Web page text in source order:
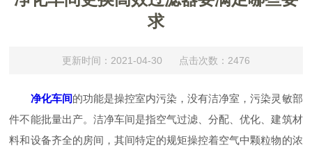
求
更新时间：2021-04-30 点击次数：2476
净化车间的功能是操控室内污染，没有洁净室，污染灵敏部
件不能批量出产。洁净车间是指空气过滤、分配、优化、建筑材
料和设备齐全的房间，其间特定的规矩操控着空气中颗粒物的浓